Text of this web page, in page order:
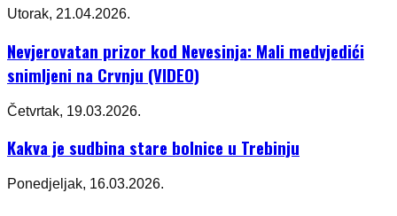
Utorak, 21.04.2026.
Nevjerovatan prizor kod Nevesinja: Mali medvjedići
snimljeni na Crvnju (VIDEO)
Četvrtak, 19.03.2026.
Kakva je sudbina stare bolnice u Trebinju
Ponedjeljak, 16.03.2026.